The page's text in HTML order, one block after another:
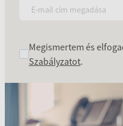
Megismertem és
Szabályzatot.